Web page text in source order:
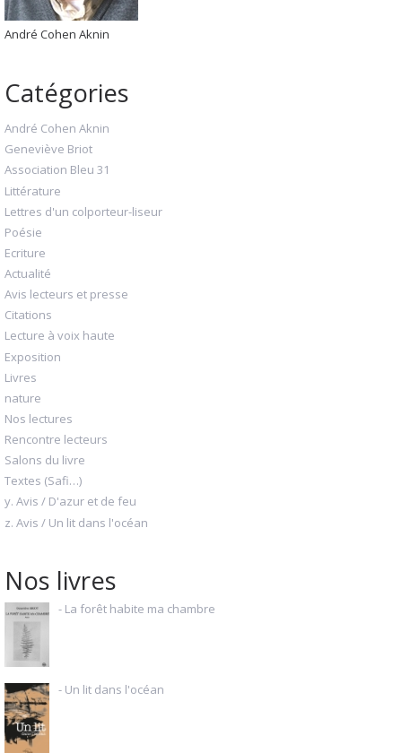
André Cohen Aknin
Catégories
André Cohen Aknin
Geneviève Briot
Association Bleu 31
Littérature
Lettres d'un colporteur-liseur
Poésie
Ecriture
Actualité
Avis lecteurs et presse
Citations
Lecture à voix haute
Exposition
Livres
nature
Nos lectures
Rencontre lecteurs
Salons du livre
Textes (Safi…)
y. Avis / D'azur et de feu
z. Avis / Un lit dans l'océan
Nos livres
- La forêt habite ma chambre
- Un lit dans l'océan